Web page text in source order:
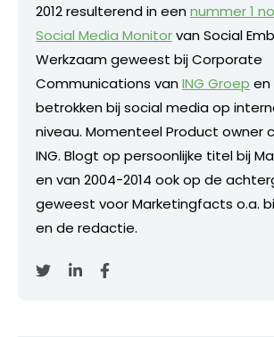
2012 resulterend in eennummer 1
Social Media Monitorvan Social
Werkzaam geweest bij Corporate
Communications vanING Groep en
betrokken bij social media op
niveau. Momenteel Product owner
ING. Blogt op persoonlijke titel bij
en van 2004-2014 ook op de
geweest voor Marketingfacts o.a.
en de redactie.